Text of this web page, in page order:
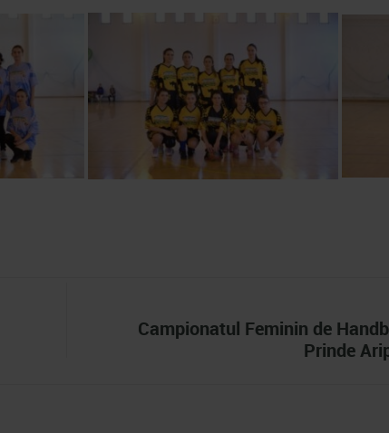
Campionatul Feminin de
Prinde